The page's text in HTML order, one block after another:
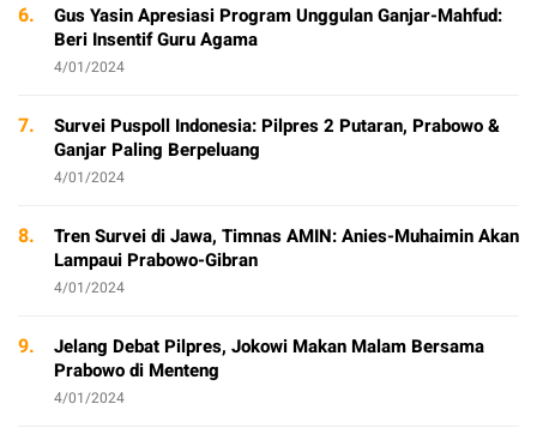
6.
Gus Yasin Apresiasi Program Unggulan Ganjar-Mahfud:
Beri Insentif Guru Agama
4/01/2024
7.
Survei Puspoll Indonesia: Pilpres 2 Putaran, Prabowo &
Ganjar Paling Berpeluang
4/01/2024
8.
Tren Survei di Jawa, Timnas AMIN: Anies-Muhaimin Akan
Lampaui Prabowo-Gibran
4/01/2024
9.
Jelang Debat Pilpres, Jokowi Makan Malam Bersama
Prabowo di Menteng
4/01/2024